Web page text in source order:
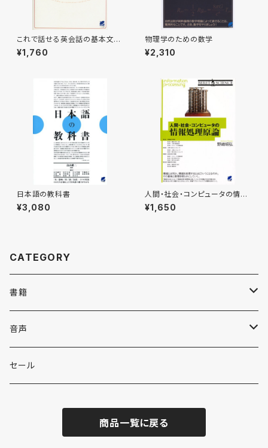
これで話せる英会話の基本文型
87 CD BOOK
¥1,760
物理学のための数学
¥2,310
日本語の教科書
¥3,080
人間・社会・コンピュータの情報
処理原論
¥1,650
CATEGORY
書籍
英語
英会話・表現集
各国語
音声
英会話・表現集
セール
商品一覧に戻る